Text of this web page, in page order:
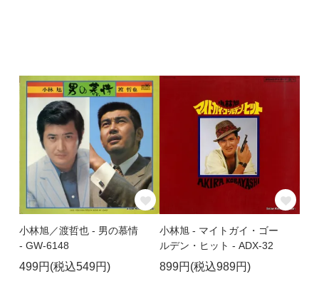
小林旭／渡哲也 - 男の慕情
- GW-6148
499円(税込549円)
小林旭 - マイトガイ・ゴー
ルデン・ヒット - ADX-32
899円(税込989円)